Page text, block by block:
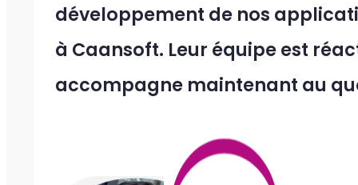
développement de nos
à Caansoft. Leur équipe est
accompagne maintenant au